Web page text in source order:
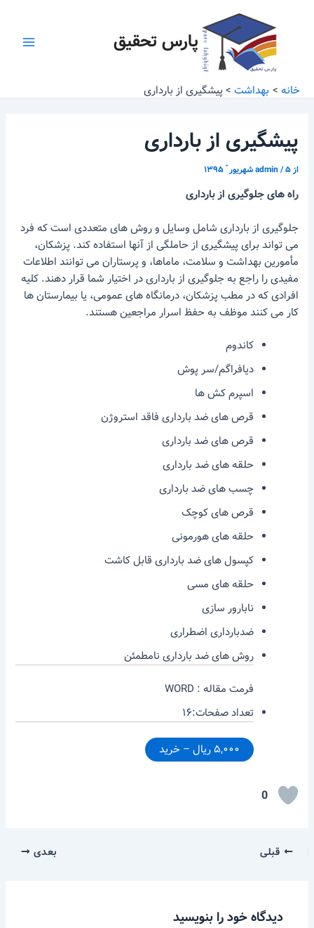
پارس تحقیق
خانه بهداشت پیشگیری از بارداری
پیشگیری از بارداری
از admin/۵ شهریور ّ ۱۳۹۵
راه های جلوگیری از بارداری
جلوگیری از بارداری شامل وسایل و روش های متعددی است که فرد
می تواند برای پیشگیری از حاملگی از آنها استفاده کند. پزشکان،
مأمورین بهداشت و سلامت، ماماها، و پرستاران می توانند اطلاعات
مفیدی را راجع به جلوگیری از بارداری در اختیار شما قرار دهند. کلیه
افرادی که در مطب پزشکان، درمانگاه های عمومی، یا بیمارستان ها
کار می کنند موظف به حفظ اسرار مراجعین هستند.
کاندوم
دیافراگم/سر پوش
اسپرم کش ها
قرص های ضد بارداری فاقد استروژن
قرص های ضد بارداری
حلقه های ضد بارداری
چسب های ضد بارداری
قرص های کوچک
حلقه های هورمونی
کپسول های ضد بارداری قابل کاشت
حلقه های مسی
نابارور سازی
ضدبارداری اضطراری
روش های ضد بارداری نامطمئن
فرمت مقاله : WORD
تعداد صفحات:۱۶
۵,۰۰۰ ریال – خرید
0
قبلی بعدی
دیدگاه‌ خود را بنویسید